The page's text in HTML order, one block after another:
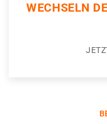
WECHSELN